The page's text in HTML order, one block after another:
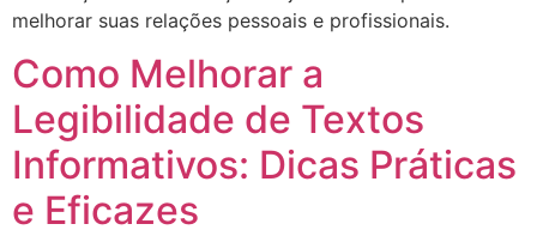
melhorar suas relações pessoais e profissionais.
Como Melhorar a
Legibilidade de Textos
Informativos: Dicas Práticas
e Eficazes